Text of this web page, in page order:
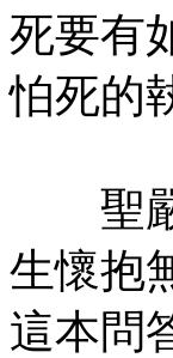
死要有
怕死的
聖嚴
生懷抱
這本問